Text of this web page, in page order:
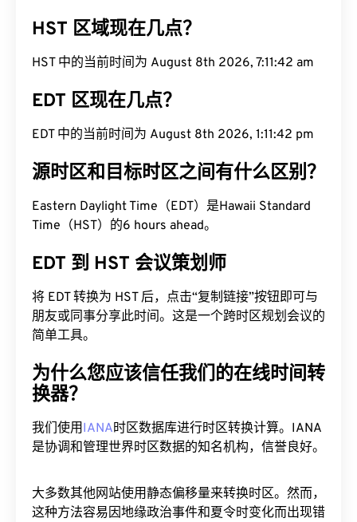
HST 区域现在几点？
HST 中的当前时间为 August 8th 2026, 7:11:43 am
EDT 区现在几点？
EDT 中的当前时间为 August 8th 2026, 1:11:43 pm
源时区和目标时区之间有什么区别？
Eastern Daylight Time（EDT）是Hawaii Standard
Time（HST）的6 hours ahead。
EDT 到 HST 会议策划师
将 EDT 转换为 HST 后，点击“复制链接”按钮即可与
朋友或同事分享此时间。这是一个跨时区规划会议的
简单工具。
为什么您应该信任我们的在线时间转
换器？
我们使用IANA时区数据库进行时区转换计算。IANA
是协调和管理世界时区数据的知名机构，信誉良好。
大多数其他网站使用静态偏移量来转换时区。然而，
这种方法容易因地缘政治事件和夏令时变化而出现错